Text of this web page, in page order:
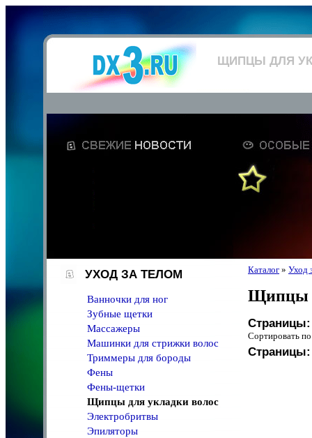
ЩИПЦЫ ДЛЯ
УХОД ЗА ТЕЛОМ
Ванночки для ног
Зубные щетки
Массажеры
Машинки для стрижки волос
Триммеры для бороды
Фены
Фены-щетки
Щипцы для укладки волос
Электробритвы
Эпиляторы
Каталог » Уход
Щипцы
Страницы:
Сортировать
Страницы: